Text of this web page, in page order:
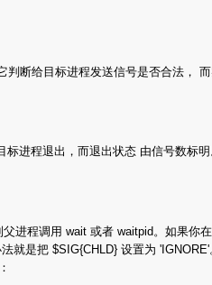
断给目标进程发送信号是否合法， 而
进程退出，而退出状态 由信号数标
进程调用 wait 或者 waitpid。如果你
是把 $SIG{CHLD} 设置为